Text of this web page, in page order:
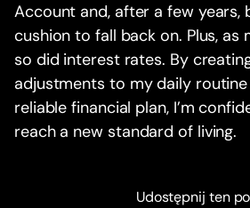
Account and, after a few years,
cushion to fall back on. Plus, as
so did interest rates. By
adjustments to my daily
reliable financial plan, I’m
reach a new standard of living.
Udostępnij ten